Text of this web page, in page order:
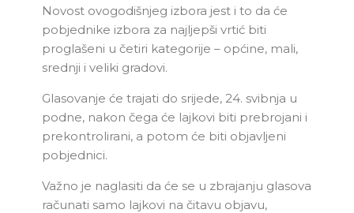
Novost ovogodišnjeg izbora jest i to da će
pobjednike izbora za najljepši vrtić biti
proglašeni u četiri kategorije – općine, mali,
srednji i veliki gradovi.
Glasovanje će trajati do srijede, 24. svibnja u
podne, nakon čega će lajkovi biti prebrojani i
prekontrolirani, a potom će biti objavljeni
pobjednici.
Važno je naglasiti da će se u zbrajanju glasova
računati samo lajkovi na čitavu objavu,